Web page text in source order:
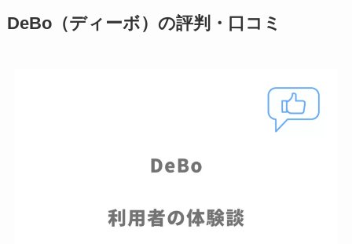
DeBo（ディーボ）の評判・口コミ